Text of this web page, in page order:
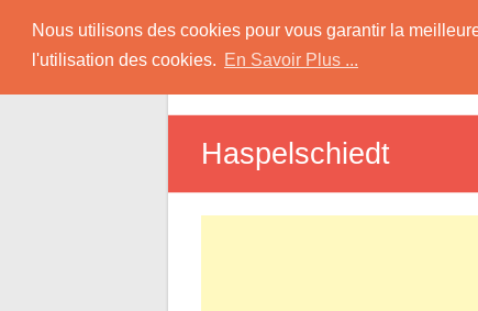
Nous utilisons des cookies pour vous garantir la
l'utilisation des cookies. En Savoir Plus ...
content
Pompe à Chaleur
Informations sur les Pompes à Chaleur
Haspelschiedt